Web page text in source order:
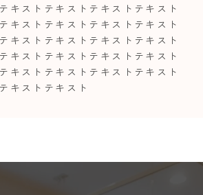
キストテキストテキストテキスト
キストテキストテキストテキスト
キストテキストテキストテキスト
キストテキストテキストテキスト
キストテキストテキストテキスト
キストテキスト